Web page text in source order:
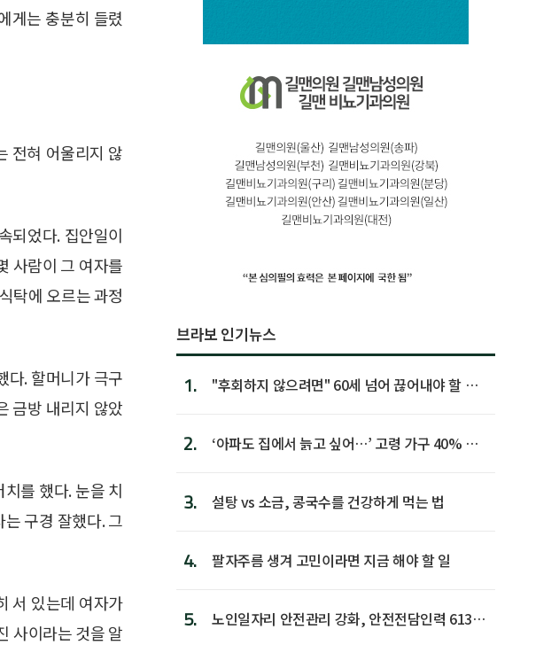
게는 충분히 들렸
전혀 어울리지 않
되었다. 집안일이
사람이 그 여자를
탁에 오르는 과정
다. 할머니가 극구
금방 내리지 않았
를 했다. 눈을 치
구경 잘했다. 그
서 있는데 여자가
사이라는 것을 알
브라보 인기뉴스
1.
"후회하지 않으려면" 60세 넘어 끊어내야 할 사
2.
‘아파도 집에서 늙고 싶어…’ 고령 가구 40% 노
3. 설탕 vs 소금, 콩국수를 건강하게 먹는 법
4. 팔자주름 생겨 고민이라면 지금 해야 할 일
5.
노인일자리 안전관리 강화, 안전전담인력 613명